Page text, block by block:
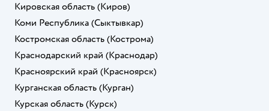
Кировская область (Киров)
Коми Республика (Сыктывкар)
Костромская область (Кострома)
Краснодарский край (Краснодар)
Красноярский край (Красноярск)
Курганская область (Курган)
Курская область (Курск)